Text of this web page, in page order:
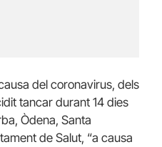
del coronavirus, dels
tancar durant 14 dies
Òdena, Santa
de Salut, “a causa